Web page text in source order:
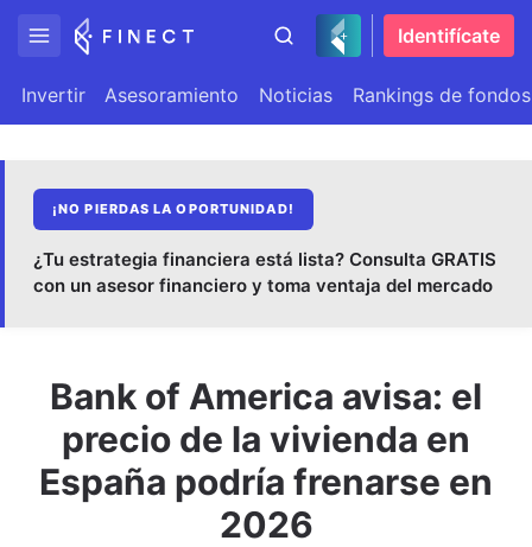
Identifícate
Invertir Asesoramiento Noticias Rankings de fondos
¡NO PIERDAS LA OPORTUNIDAD!
¿Tu estrategia financiera está lista? Consulta GRATIS
con un asesor financiero y toma ventaja del mercado
Bank of America avisa: el
precio de la vivienda en
España podría frenarse en
2026